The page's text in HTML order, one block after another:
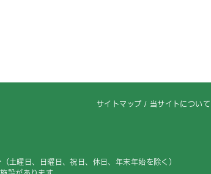
サイトマップ 当サイトについて
土曜日、日曜日、祝日、休日、年末年始を除く）